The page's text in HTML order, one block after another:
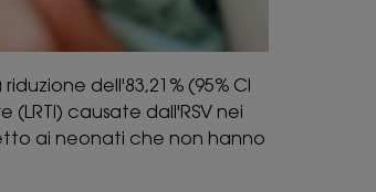
dell'83,21% (95% CI
causate dall'RSV nei
ai neonati che non hanno